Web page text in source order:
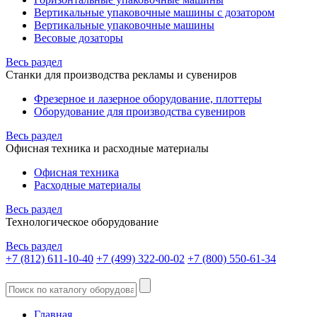
Вертикальные упаковочные машины с дозатором
Вертикальные упаковочные машины
Весовые дозаторы
Весь раздел
Станки для производства рекламы и сувениров
Фрезерное и лазерное оборудование, плоттеры
Оборудование для производства сувениров
Весь раздел
Офисная техника и расходные материалы
Офисная техника
Расходные материалы
Весь раздел
Технологическое оборудование
Весь раздел
+7 (812) 611-10-40 +7 (499) 322-00-02 +7 (800) 550-61-34
Главная